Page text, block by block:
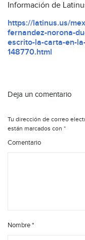
Información de
https://latinus.us/
fernandez-norona-
escrito-la-carta-en-
148770.html
Deja un comentario
Tu dirección de correo
están marcados con *
Comentario
Nombre*